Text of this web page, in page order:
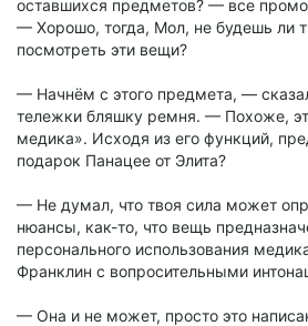
оставшихся предметов? — все
— Хорошо, тогда, Мол, не будешь ли
посмотреть эти вещи?
— Начнём с этого предмета, —
тележки бляшку ремня. — Похоже,
медика». Исходя из его функций,
подарок Панацее от Элита?
— Не думал, что твоя сила может
нюансы, как-то, что вещь
персонального использования
Франклин с вопросительными
— Она и не может, просто это